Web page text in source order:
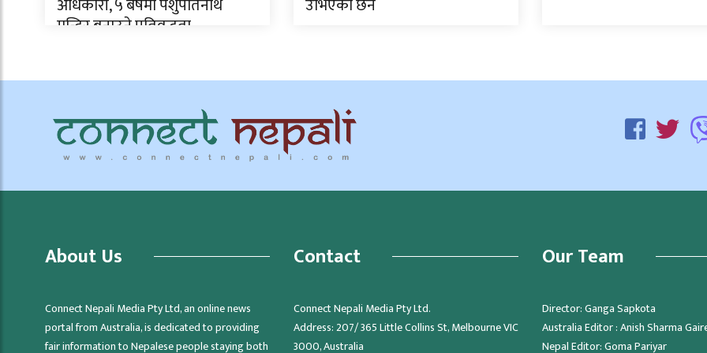
अधिकारी, ५ बर्षमा पशुपतिनाथ
मन्दिर बनाउने प्रतिवद्धता
उभिएको छैन
About Us
Connect Nepali Media Pty Ltd, an online news
portal from Australia, is dedicated to providing
fair information to Nepalese people staying both
Contact
Connect Nepali Media Pty Ltd.
Address: 207/ 365 Little Collins St, Melbourne VIC
3000, Australia
Our Team
Director: Ganga Sapkota
Australia Editor : Anish Sharma
Nepal Editor: Goma Pariyar